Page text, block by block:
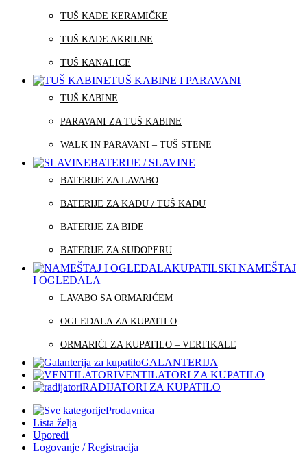
TUŠ KADE KERAMIČKE
TUŠ KADE AKRILNE
TUŠ KANALICE
TUŠ KABINE I PARAVANI
TUŠ KABINE
PARAVANI ZA TUŠ KABINE
WALK IN PARAVANI – TUŠ STENE
BATERIJE / SLAVINE
BATERIJE ZA LAVABO
BATERIJE ZA KADU / TUŠ KADU
BATERIJE ZA BIDE
BATERIJE ZA SUDOPERU
KUPATILSKI NAMEŠTAJ
I OGLEDALA
LAVABO SA ORMARIĆEM
OGLEDALA ZA KUPATILO
ORMARIĆI ZA KUPATILO – VERTIKALE
GALANTERIJA
VENTILATORI ZA KUPATILO
RADIJATORI ZA KUPATILO
Prodavnica
Lista želja
Uporedi
Logovanje / Registracija